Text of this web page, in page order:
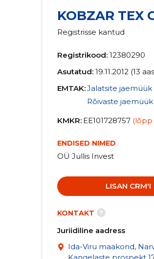
KOBZAR TEX
Registrisse kantud
Registrikood: 12380290
Asutatud: 19.11.2012 (13
EMTAK:Jalatsite jaemüük
Rõivaste jaemüük
KMKR: EE101728757 (lõpp
ENDISED NIMED
OÜ Jullis Invest
LISAN CRM'I
KONTAKT ?
Juriidiline aadress
Ida-Viru maakond,